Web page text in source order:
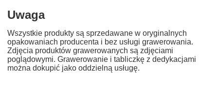
Uwaga
Wszystkie produkty są sprzedawane w oryginalnych
opakowaniach producenta i bez usługi grawerowania.
Zdjęcia produktów grawerowanych są zdjęciami
poglądowymi. Grawerowanie i tabliczkę z dedykacjami
można dokupić jako oddzielną usługę.